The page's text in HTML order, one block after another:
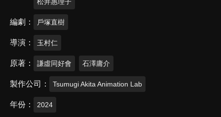
編劇 戶塚直樹
導演 玉村仁
原著 謙虛同好會 石澤庸介
製作公司 Tsumugi Akita Animation Lab
年份 2024